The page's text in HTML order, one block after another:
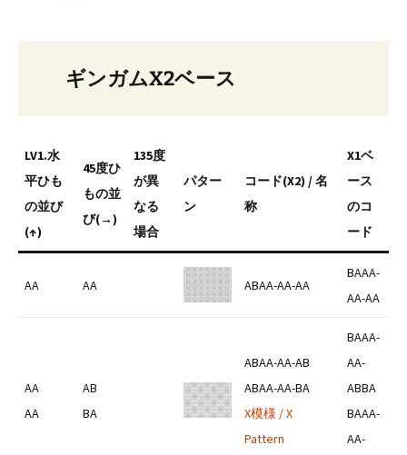
ギンガムX2ベース
LV1.水
平ひも
の並び
(↑)
45度ひ
もの並
び(→)
135度
が異
なる
場合
パター
ン
コード(X2) / 名
称
X1ベ
ース
のコ
ード
AA AA ABAA-AA-AA
BAAA-
AA-AA
AA
AA
AB
BA
ABAA-AA-AB
ABAA-AA-BA
X模様 / X
Pattern
BAAA-
AA-
ABBA
BAAA-
AA-